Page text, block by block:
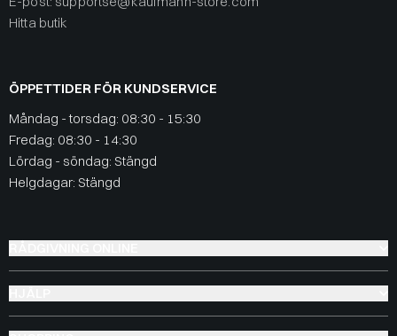
Hitta butik
ÖPPETTIDER FÖR KUNDSERVICE
Måndag - torsdag: 08:30 - 15:30
Fredag: 08:30 - 14:30
Lördag - söndag: Stängd
Helgdagar: Stängd